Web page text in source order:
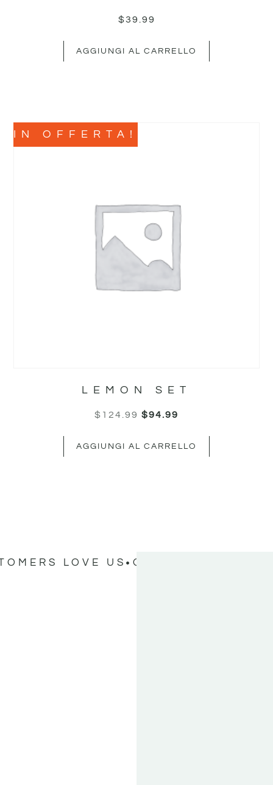
$39.99
AGGIUNGI AL CARRELLO
IN OFFERTA!
LEMON SET
$ 124.99 $94.99
AGGIUNGI AL CARRELLO
LOVE US OUR CUSTOMERS